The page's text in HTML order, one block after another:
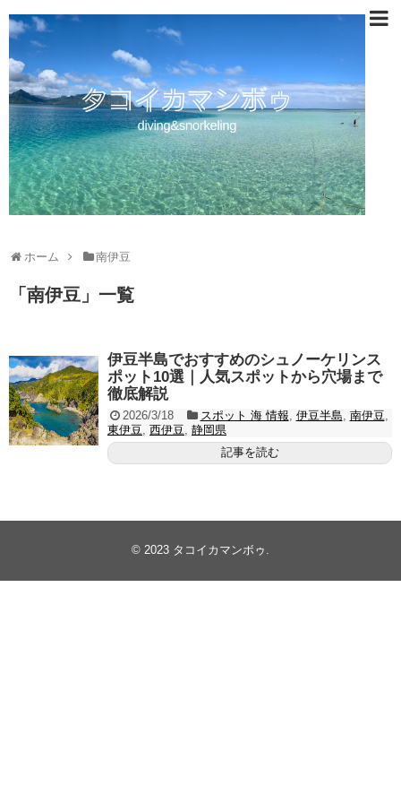
ホーム 南伊豆
「 南伊豆 」 一覧
伊豆半島でおすすめのシュノーケリンス
ポット10選｜人気スポットから穴場まで
徹底解説
2026/3/18 スポット 海 情報 伊豆半島 南伊豆
東伊豆 西伊豆 静岡県
記事を読む
© 2023 タコイカマンボゥ